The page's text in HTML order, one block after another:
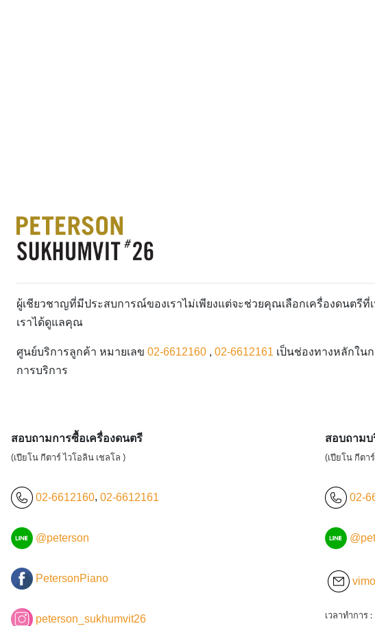
ผู้เชียวชาญที่มีประสบการณ์ของเราไม่เพียงแต่จะช่วยคุณเลือกเครื่องดนต
เราได้ดูแลคุณ
ศูนย์บริการลูกค้า หมายเลข 02-6612160 , 02-6612161 เป็นช่องทางหลักใน
การบริการ
สอบถามการซื้อเครื่องดนตรี
(เปียโน กีตาร์ ไวโอลิน เชลโล )
02-6612160, 02-6612161
@peterson
PetersonPiano
peterson_sukhumvit26
สอบถามบ
(เปียโน กีตา
02-
เวลาทำการ